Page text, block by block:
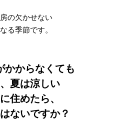
の欠かせない
る季節です。
かからなくても
夏は涼しい
住めたら、
ないですか？